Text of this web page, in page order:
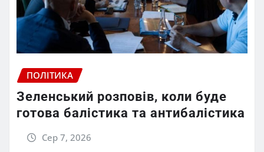
ПОЛІТИКА
Зеленський розповів, коли буде
готова балістика та антибалістика
Сер 7, 2026